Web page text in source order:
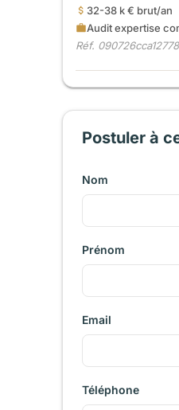
32-38 k € brut/an
Audit expertise
Réf. 090726cca12778
Postuler à
Nom
Prénom
Email
Téléphone